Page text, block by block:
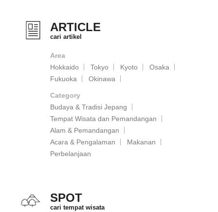
ARTICLE
cari artikel
Area
Hokkaido
Tokyo Kyoto
Osaka
Fukuoka
Okinawa
Category
Budaya & Tradisi Jepang
Tempat Wisata dan Pemandangan
Alam & Pemandangan
Acara & Pengalaman
Makanan
Perbelanjaan
SPOT
cari tempat wisata